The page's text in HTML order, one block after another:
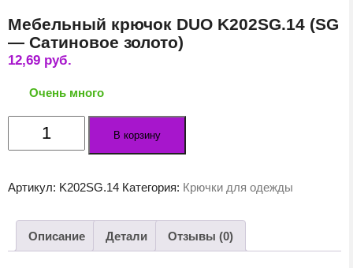
Мебельный крючок DUO K202SG.14 (SG
— Сатиновое золото)
12,69 руб.
Очень много
Количество
товара
DUO
-
В корзину
Артикул: K202SG.14 Категория: Крючки для одежды
Описание Детали Отзывы (0)